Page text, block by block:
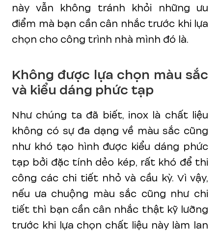
này vẫn không tránh khỏi những ưu
điểm mà bạn cần cân nhắc trước khi lựa
chọn cho công trình nhà mình đó là.
Không được lựa chọn màu sắc
và kiểu dáng phức tạp
Như chúng ta đã biết, inox là chất liệu
không có sự đa dạng về màu sắc cũng
như khó tạo hình được kiểu dáng phức
tạp bởi đặc tính dẻo kép, rất khó để thi
công các chi tiết nhỏ và cầu kỳ. Vì vậy,
nếu ưa chuộng màu sắc cũng như chi
tiết thì bạn cần cân nhắc thật kỹ lưỡng
trước khi lựa chọn chất liệu này làm lan